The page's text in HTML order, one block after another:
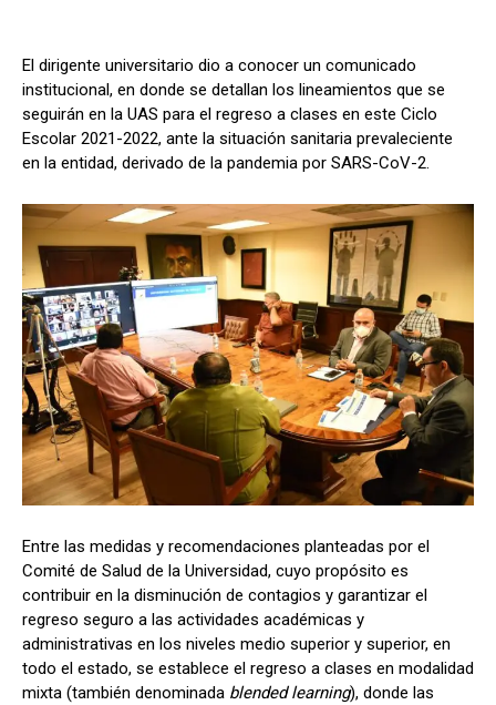
El dirigente universitario dio a conocer un comunicado
institucional, en donde se detallan los lineamientos que se
seguirán en la UAS para el regreso a clases en este Ciclo
Escolar 2021-2022, ante la situación sanitaria prevaleciente
en la entidad, derivado de la pandemia por SARS-CoV-2.
Entre las medidas y recomendaciones planteadas por el
Comité de Salud de la Universidad, cuyo propósito es
contribuir en la disminución de contagios y garantizar el
regreso seguro a las actividades académicas y
administrativas en los niveles medio superior y superior, en
todo el estado, se establece el regreso a clases en modalidad
mixta (también denominada blended learning), donde las